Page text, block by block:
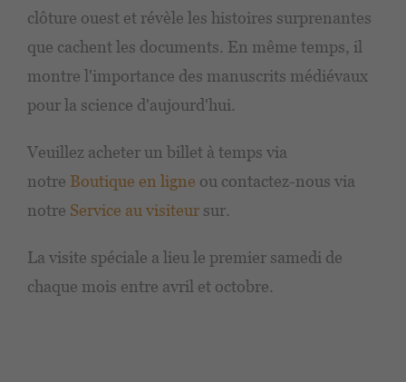
clôture ouest et révèle les histoires surprenantes
que cachent les documents. En même temps, il
montre l'importance des manuscrits médiévaux
pour la science d'aujourd'hui.
Veuillez acheter un billet à temps via
notre Boutique en ligne ou contactez-nous via
notre Service au visiteur sur.
La visite spéciale a lieu le premier samedi de
chaque mois entre avril et octobre.